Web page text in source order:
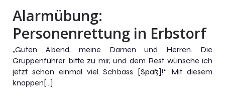
Alarmübung:
Personenrettung in Erbstorf
„Guten Abend, meine Damen und Herren. Die
Gruppenführer bitte zu mir, und dem Rest wünsche ich
jetzt schon einmal viel Schbass [Spaß]!“ Mit diesem
knappen[…]